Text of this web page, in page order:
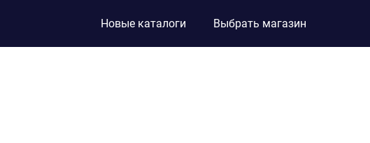
Новые каталоги Выбрать магазин